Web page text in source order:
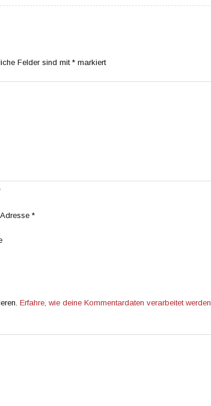
Felder sind mit* markiert
*
Erfahre, wie deine Kommentardaten verarbeitet werden.